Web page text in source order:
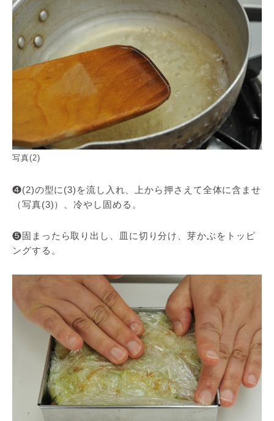
写真(2)
❹(2)の型に(3)を流し入れ、上から押さえて全体に含ませ
（写真(3)）、冷やし固める。
❺固まったら取り出し、皿に切り分け、芽かぶをトッピ
ングする。